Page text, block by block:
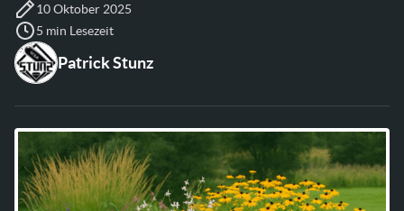
10 Oktober 2025
5 min Lesezeit
Patrick Stunz